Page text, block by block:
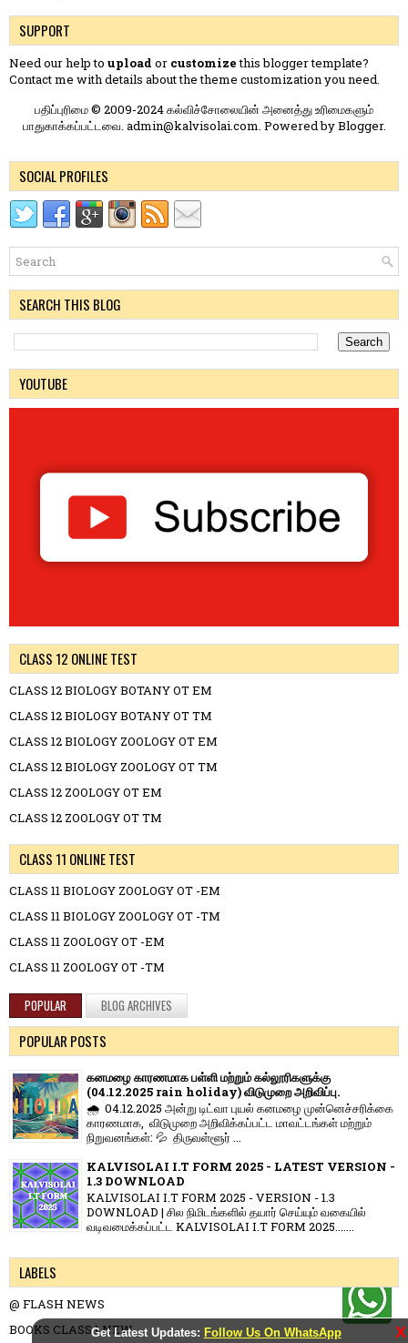
Get Latest Updates: Follow Us On WhatsApp X
SUPPORT
Need our help to upload or customizethis blogger template?
Contact me with details about the theme customization you need.
பதிப்புரிமை © 2009-2024 கல்விச்சோலையின் அனைத்து உரிமைகளும்
பாதுகாக்கப்பட்டவை. admin@kalvisolai.com. Powered byBlogger.
SOCIAL PROFILES
SEARCH THIS BLOG
YOUTUBE
CLASS 12 ONLINE TEST
CLASS 12 BIOLOGY BOTANY OT EM
CLASS 12 BIOLOGY BOTANY OT TM
CLASS 12 BIOLOGY ZOOLOGY OT EM
CLASS 12 BIOLOGY ZOOLOGY OT TM
CLASS 12 ZOOLOGY OT EM
CLASS 12 ZOOLOGY OT TM
CLASS 11 ONLINE TEST
CLASS 11 BIOLOGY ZOOLOGY OT -EM
CLASS 11 BIOLOGY ZOOLOGY OT -TM
CLASS 11 ZOOLOGY OT -EM
CLASS 11 ZOOLOGY OT -TM
POPULAR BLOG ARCHIVES
POPULAR POSTS
கனமழை காரணமாக பள்ளி மற்றும் கல்லூரிகளுக்கு
(04.12.2025 rain holiday) விடுமுறை அறிவிப்பு.
🌧️ 04.12.2025 அன்று டிட்வா புயல் கனமழை முன்னெச்சரிக்கை
காரணமாக, விடுமுறை அறிவிக்கப்பட்ட மாவட்டங்கள் மற்றும்
நிறுவனங்கள்: 💦 திருவள்ளூர் ...
KALVISOLAI I.T FORM 2025 - LATEST VERSION -
1.3 DOWNLOAD
KALVISOLAI I.T FORM 2025 - VERSION - 1.3
DOWNLOAD | சில நிமிடங்களில் தயார் செய்யும் வகையில்
வடிவமைக்கப்பட்ட KALVISOLAI I.T FORM 2025.......
LABELS
@ FLASH NEWS
BOOKS CLASS 1 NEW